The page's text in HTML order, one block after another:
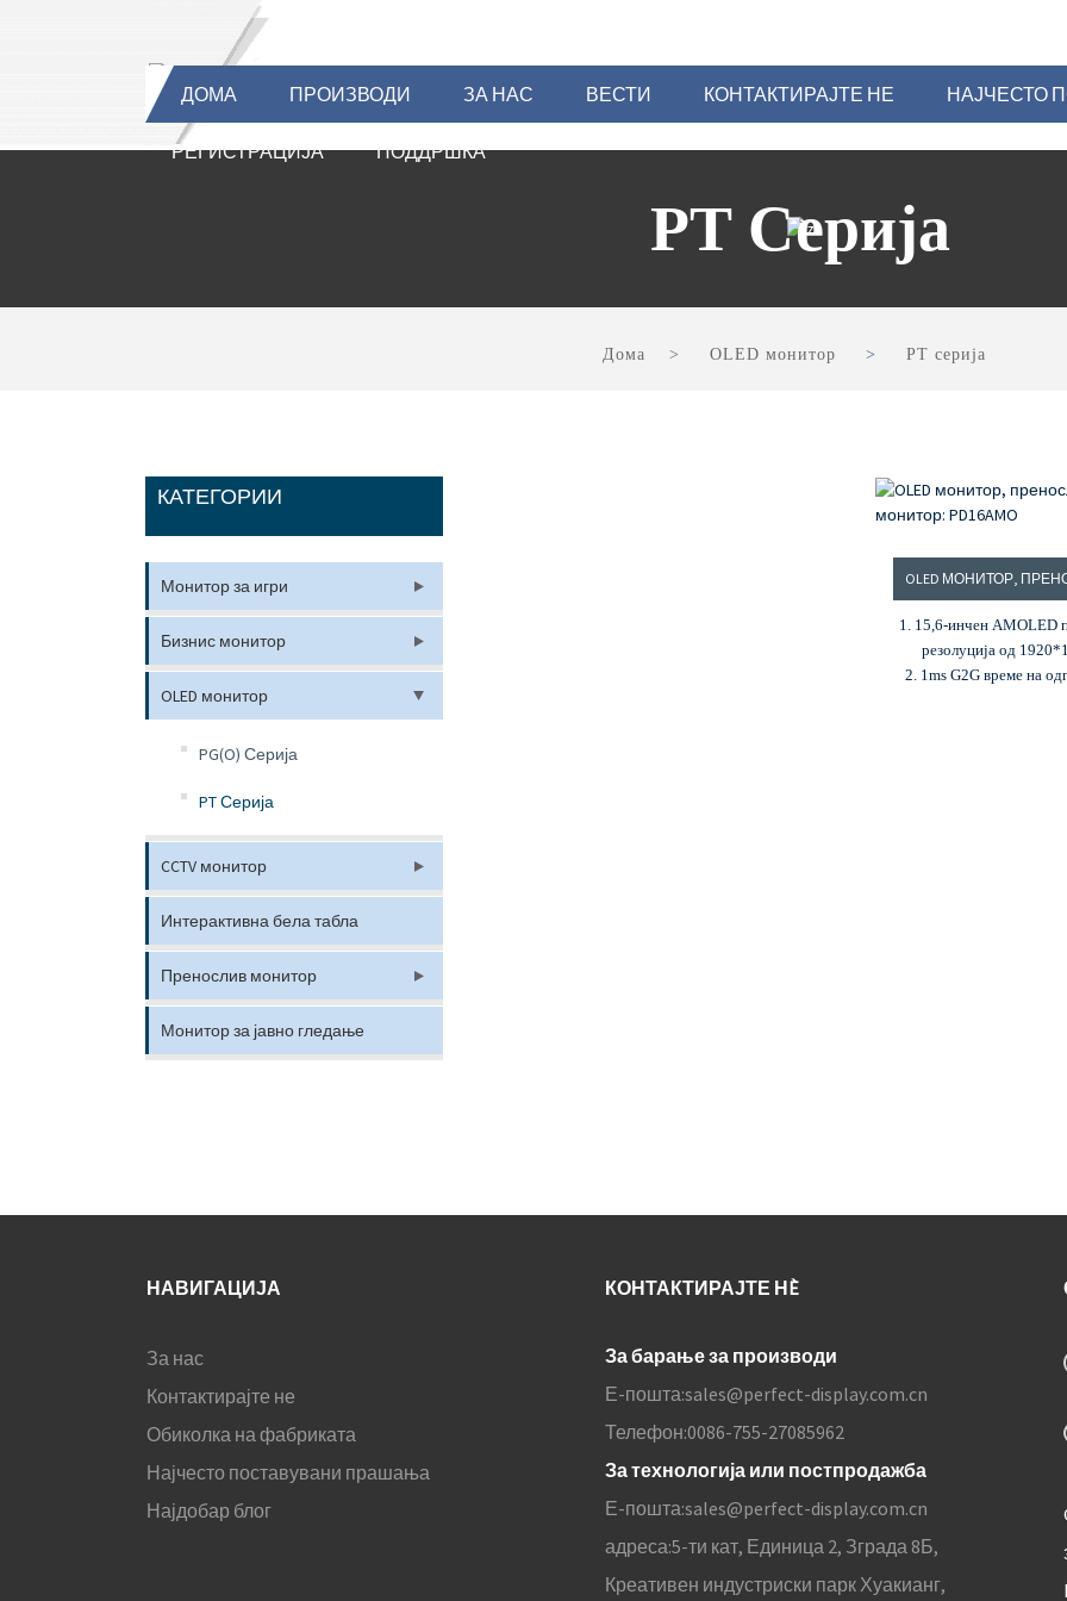
ДОМА ПРОИЗВОДИ ЗА НАС ВЕСТИ КОНТАКТИРАЈТЕ НЕ НАЈЧЕСТО
РЕГИСТРАЦИЈА ПОДДРШКА
PT Серија
Дома OLED монитор PT серија
КАТЕГОРИИ
Монитор за игри
Бизнис монитор
OLED монитор
PG(O) Серија
PT Серија
CCTV монитор
Интерактивна бела табла
Пренослив монитор
Монитор за јавно гледање
1. 15,6-инчен AMOLED
резолуција од
2. 1ms G2G време на
НАВИГАЦИЈА
За нас
Контактирајте не
Обиколка на фабриката
Најчесто поставувани прашања
Најдобар блог
КОНТАКТИРАЈТЕ НÈ
За барање за производи
Е-пошта:sales@perfect-display.com.cn
Телефон:0086-755-27085962
За технологија или постпродажба
Е-пошта:sales@perfect-display.com.cn
адреса:5-ти кат, Единица 2, Зграда 8Б,
Креативен индустриски парк Хуакианг,